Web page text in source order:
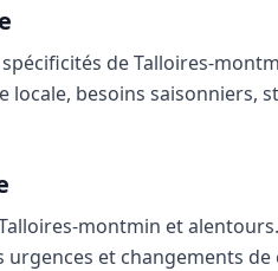
de Talloires-
besoins saisonniers,
montmin et alentours.
et changements de